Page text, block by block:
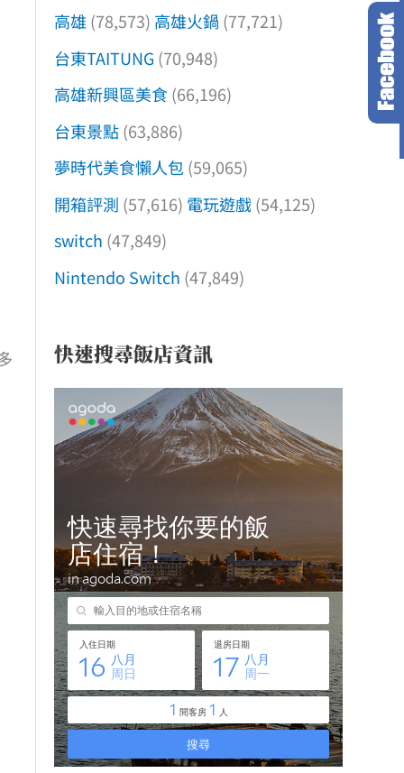
高雄 (78,573) 高雄火鍋 (77,721)
台東TAITUNG (70,948)
高雄新興區美食 (66,196)
台東景點(63,886)
夢時代美食懶人包(59,065)
開箱評測 (57,616) 電玩遊戲(54,125)
switch (47,849)
Nintendo Switch (47,849)
快速搜尋飯店資訊